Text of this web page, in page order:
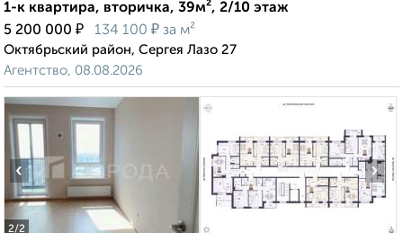
1-к квартира, вторичка, 39м², 2/10 этаж
5 200 000 ₽ 134 100 ₽ за м²
Октябрьский район, Сергея Лазо 27
Агентство, 08.08.2026
2/2
‹ ›